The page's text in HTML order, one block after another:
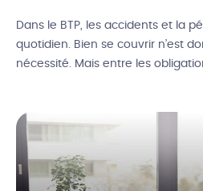
Dans le BTP, les accidents et la
quotidien. Bien se couvrir n’est
nécessité. Mais entre les
obligations liées à la mutuelle